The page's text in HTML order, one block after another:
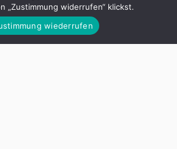
„Zustimmung widerrufen“ klickst.
wiederrufen